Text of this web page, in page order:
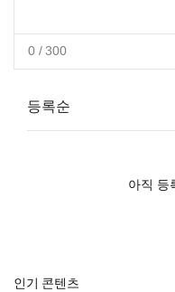
0/ 300
등록순
아직 등
인기 콘텐츠